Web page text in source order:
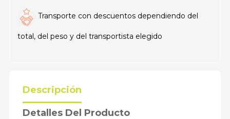
Transporte con descuentos dependiendo del
total, del peso y del transportista elegido
Descripción
Detalles Del Producto